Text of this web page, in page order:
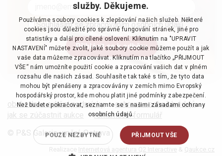
Souhlasím se zpracováním osobních údajů
obchodní a aukční podmínky · ochrana osobních údajů ·
jak se zúčastnit aukce · reklamační formulář
© P&S Galerie umění, Ostrava
Realizace Internetová agentura Q2 Interactive & Qaukce.cz
služby. Děkujeme.
Používáme soubory cookies k zlepšování našich služeb. Některé
cookies jsou důležité pro správné fungování stránek, jiné pro
statistiky a další pro cílené oslovení. Kliknutím na "UPRAVIT
NASTAVENÍ" můžete zvolit, jaké soubory cookie můžeme použít a jak
vaše data můžeme zpracovávat. Kliknutím na tlačítko „PŘIJMOUT
VŠE“ nám umožníte použití cookie a zpracování vašich dat v plném
rozsahu dle našich zásad. Souhlasíte tak také s tím, že tyto data
mohou být přenášeny a zpracovávány v zemích mimo Evropský
hospodářský prostor, kde mohou platit jiné podmínky zabezpečení.
Než budete pokračovat, seznamte se s našimizásadami ochrany
osobních údajů.
PŘIJMOUT VŠE
POUZE NEZBYTNÉ